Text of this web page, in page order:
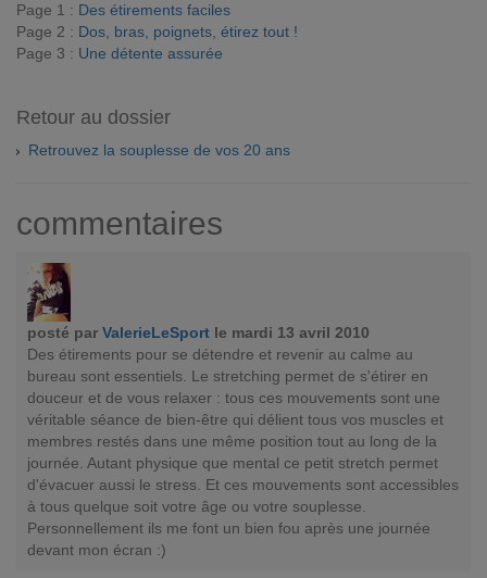
Page 1 : Des étirements faciles
Page 2 : Dos, bras, poignets, étirez tout !
Page 3 : Une détente assurée
Retour au dossier
Retrouvez la souplesse de vos 20 ans
commentaires
posté par ValerieLeSport le mardi 13 avril 2010
Des étirements pour se détendre et revenir au calme au
bureau sont essentiels. Le stretching permet de s'étirer en
douceur et de vous relaxer : tous ces mouvements sont une
véritable séance de bien-être qui délient tous vos muscles et
membres restés dans une même position tout au long de la
journée. Autant physique que mental ce petit stretch permet
d'évacuer aussi le stress. Et ces mouvements sont accessibles
à tous quelque soit votre âge ou votre souplesse.
Personnellement ils me font un bien fou après une journée
devant mon écran :)